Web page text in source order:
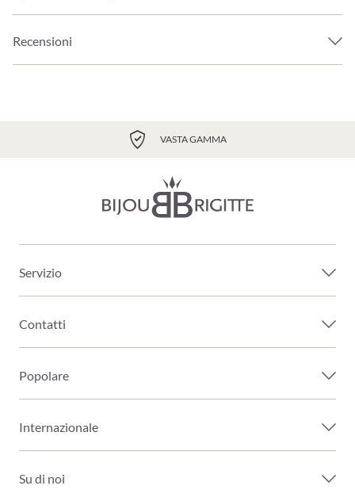
Recensioni
VASTA GAMMA
Servizio
Contatti
Popolare
Internazionale
Su di noi